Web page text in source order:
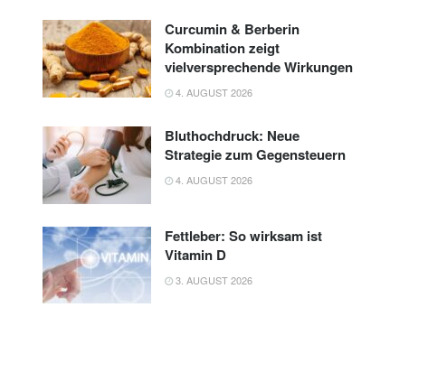
Curcumin & Berberin
Kombination zeigt
vielversprechende Wirkungen
4. AUGUST 2026
Bluthochdruck: Neue
Strategie zum Gegensteuern
4. AUGUST 2026
Fettleber: So wirksam ist
Vitamin D
3. AUGUST 2026